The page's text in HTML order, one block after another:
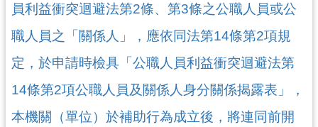
e
b
o
o
k
桃
趣
員利益衝突迴避法第2條、第3條之公職人員或公
職人員之「關係人」，應依同法第14條第2項規
定，於申請時檢具「公職人員利益衝突迴避法第
14條第2項公職人員及關係人身分關係揭露表」，
本機關（單位）於補助行為成立後，將連同前開